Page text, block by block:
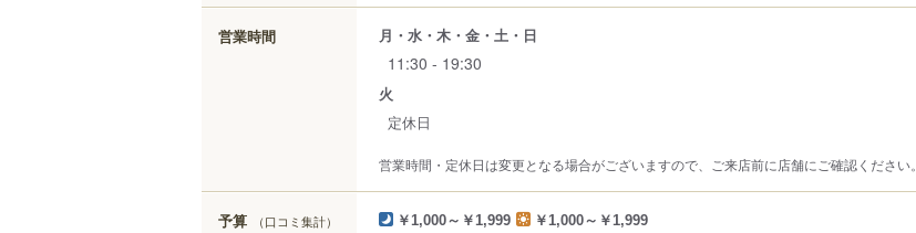
営業時間 月・水・木・金・土・日
11:30 - 19:30
火
定休日
営業時間・定休日は変更となる場合がございますので、ご来店前に店舗にご確認ください。
予算 （口コミ集計） ￥1,000～￥1,999 ￥1,000～￥1,999